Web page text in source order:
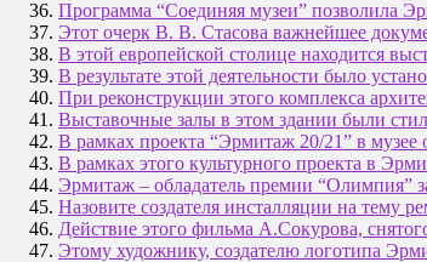
Программа “Соединяя музеи” позволила
Этот очерк В. В. Стасова важнейшее
В этой европейской столице находится
В результате этой деятельности было
При реконструкции этого комплекса
Выставочные залы в этом здании были
В рамках проекта “Эрмитаж 20/21” в музее
В рамках этого культурного проекта в
Эрмитаж – обладатель премии “Олимпия”
Назовите создателя инсталляции на тему
Действие этого фильма А.Сокурова,
Этому художнику, создателю логотипа